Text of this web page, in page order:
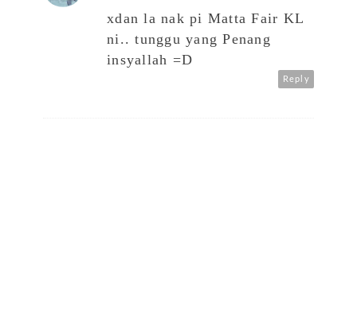
xdan la nak pi Matta Fair KL
ni.. tunggu yang Penang
insyallah =D
Reply